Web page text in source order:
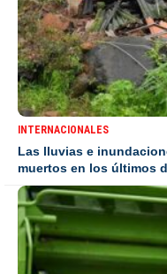
INTERNACIONALES
Las lluvias e
muertos en los últimos